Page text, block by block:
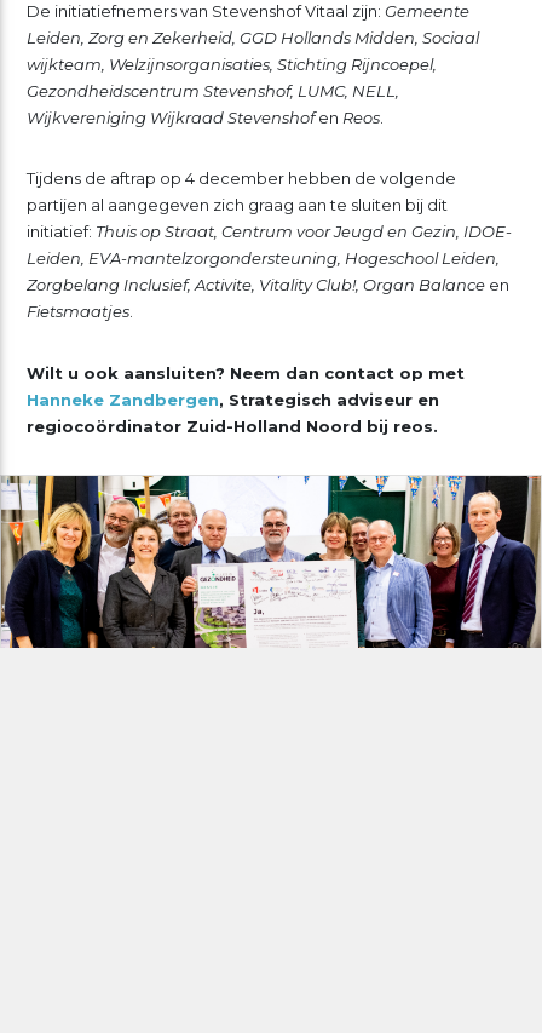
De initiatiefnemers van Stevenshof Vitaal zijn: Gemeente
Leiden, Zorg en Zekerheid, GGD Hollands Midden, Sociaal
wijkteam, Welzijnsorganisaties, Stichting Rijncoepel,
Gezondheidscentrum Stevenshof, LUMC, NELL,
Wijkvereniging Wijkraad Stevenshofen Reos.
Tijdens de aftrap op 4 december hebben de volgende
partijen al aangegeven zich graag aan te sluiten bij dit
initiatief: Thuis op Straat, Centrum voor Jeugd en Gezin, IDOE-
Leiden, EVA-mantelzorgondersteuning, Hogeschool Leiden,
Zorgbelang Inclusief, Activite, Vitality Club!, Organ Balanceen
Fietsmaatjes.
Wilt u ook aansluiten? Neem dan contact op met
Hanneke Zandbergen, Strategisch adviseur en
regiocoördinator Zuid-Holland Noord bij reos.